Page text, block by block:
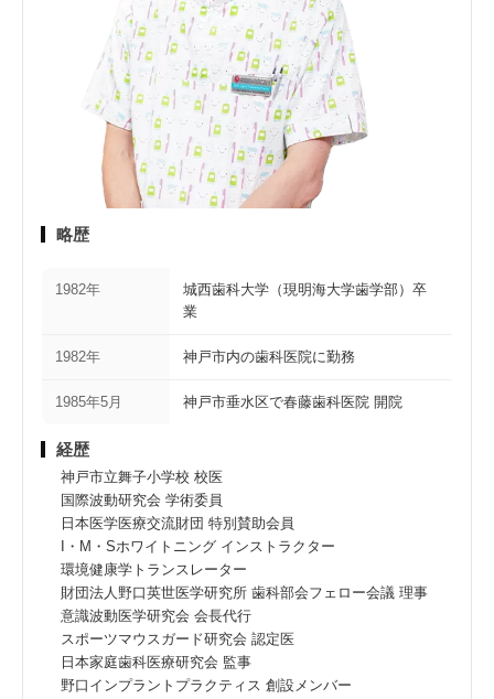
略歴
1982年
城西歯科大学（現明海大学歯学部）卒
業
1982年 神戸市内の歯科医院に勤務
1985年5月 神戸市垂水区で春藤歯科医院 開院
経歴
神戸市立舞子小学校 校医
国際波動研究会 学術委員
日本医学医療交流財団 特別賛助会員
I・M・Sホワイトニング インストラクター
環境健康学トランスレーター
財団法人野口英世医学研究所 歯科部会フェロー会議 理事
意識波動医学研究会 会長代行
スポーツマウスガード研究会 認定医
日本家庭歯科医療研究会 監事
野口インプラントプラクティス 創設メンバー